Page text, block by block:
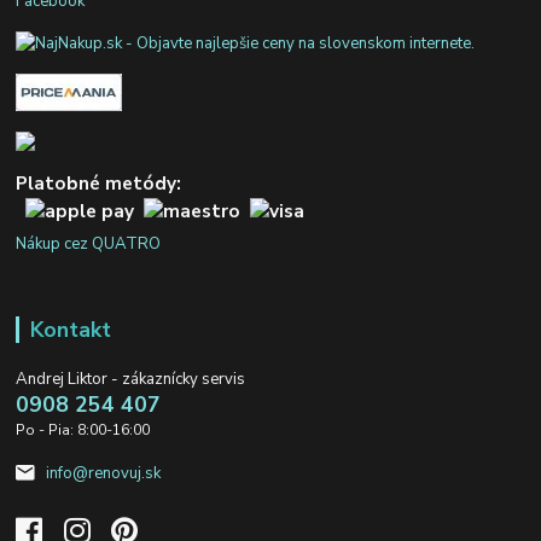
Platobné metódy:
Nákup cez QUATRO
Kontakt
Andrej Liktor - zákaznícky servis
0908 254 407
Po - Pia: 8:00-16:00
info@renovuj.sk